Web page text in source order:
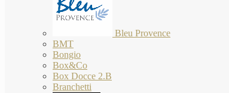
Bleu Provence
BMT
Bongio
Box&Co
Box Docce 2.B
Branchetti